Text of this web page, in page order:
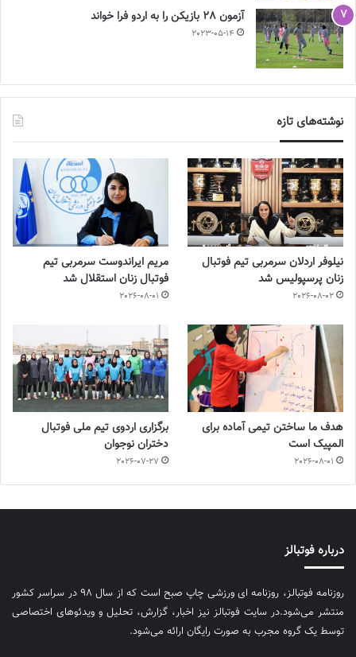
آزمون 28 بازیکن را به اردو فرا خواند
2023-05-14
نوشته‌های تازه
نیلوفر اردلان سرمربی تیم فوتبال
زنان پرسپولیس شد
2026-08-02
مریم ایراندوست سرمربی تیم
فوتبال زنان استقلال شد
2026-08-01
هدف ما ساختن تیمی آماده برای
المپیک است
2026-08-01
برگزاری اردوی تیم ملی فوتبال
دختران نوجوان
2026-07-27
درباره فوتبالز
روزنامه فوتبالز، روزنامه ای ورزشی چاپ صبح است که از سال ۹۸ در سراسر کشور
منتشر می‌شود.در سایت فوتبالز نیز اخبار، گزارش، تحلیل و ویدئوهای اختصاصی
توسط یک گروه مجرب به صورت رایگان ارائه می‌شود.